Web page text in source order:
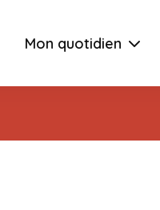
Mon quotidien